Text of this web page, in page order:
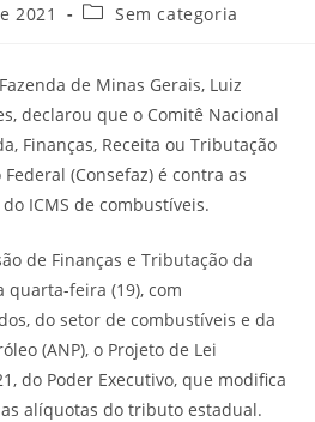
2021 Sem categoria
de Minas Gerais, Luiz
declarou que o Comitê Nacional
Finanças, Receita ou Tributação
(Consefaz) é contra as
ICMS de combustíveis.
de Finanças e Tributação da
quarta-feira (19), com
do setor de combustíveis e da
(ANP), o Projeto de Lei
do Poder Executivo, que modifica
alíquotas do tributo estadual.